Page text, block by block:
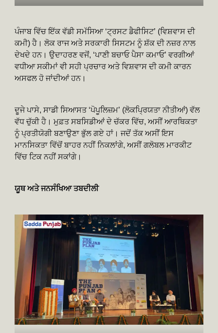
ਪੰਜਾਬ ਵਿੱਚ ਇੱਕ ਵੱਡੀ ਸਮੱਸਿਆ ‘ਟ੍ਰਸਟ ਡੈਫੀਸਿਟ’ (ਵਿਸ਼ਵਾਸ ਦੀ
ਕਮੀ) ਹੈ। ਲੋਕ ਰਾਜ ਅਤੇ ਸਰਕਾਰੀ ਸਿਸਟਮ ਨੂੰ ਸ਼ੱਕ ਦੀ ਨਜ਼ਰ ਨਾਲ
ਦੇਖਦੇ ਹਨ। ਉਦਾਹਰਣ ਵਜੋਂ, ‘ਪਾਣੀ ਬਚਾਓ ਪੈਸਾ ਕਮਾਓ’ ਵਰਗੀਆਂ
ਵਧੀਆ ਸਕੀਮਾਂ ਵੀ ਸਹੀ ਪ੍ਰਚਾਰ ਅਤੇ ਵਿਸ਼ਵਾਸ ਦੀ ਕਮੀ ਕਾਰਨ
ਅਸਫਲ ਹੋ ਜਾਂਦੀਆਂ ਹਨ।
ਦੂਜੇ ਪਾਸੇ, ਸਾਡੀ ਸਿਆਸਤ ‘ਪੋਪੂਲਿਜ਼ਮ’ (ਲੋਕਪ੍ਰਿਯਤਾ ਨੀਤੀਆਂ) ਵੱਲ
ਵੱਧ ਚੁੱਕੀ ਹੈ। ਮੁਫ਼ਤ ਸਬਸਿਡੀਆਂ ਦੇ ਚੱਕਰ ਵਿੱਚ, ਅਸੀਂ ਆਰਥਿਕਤਾ
ਨੂੰ ਪ੍ਰਤੀਯੋਗੀ ਬਣਾਉਣਾ ਭੁੱਲ ਗਏ ਹਾਂ। ਜਦੋਂ ਤੱਕ ਅਸੀਂ ਇਸ
ਮਾਨਸਿਕਤਾ ਵਿੱਚੋਂ ਬਾਹਰ ਨਹੀਂ ਨਿਕਲਾਂਗੇ, ਅਸੀਂ ਗਲੋਬਲ ਮਾਰਕੀਟ
ਵਿੱਚ ਟਿਕ ਨਹੀਂ ਸਕਾਂਗੇ।
ਯੂਥ ਅਤੇ ਜਨਸੰਖਿਆ ਤਬਦੀਲੀ